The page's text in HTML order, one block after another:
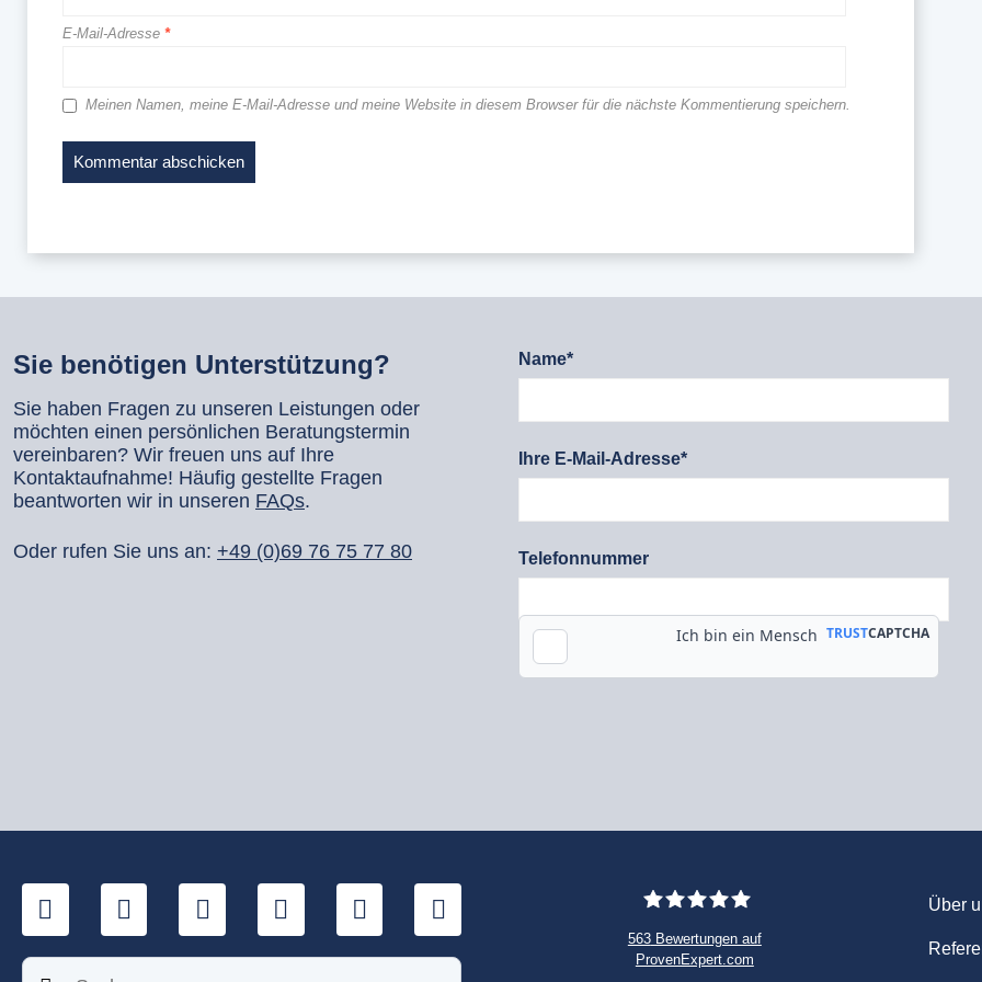
E-Mail-Adresse *
Meinen Namen, meine E-Mail-Adresse und meine Website in diesem Browser für die nächste Kommentierung speichern.
Sie benötigen Unterstützung?
Sie haben Fragen zu unseren Leistungen oder
möchten einen persönlichen Beratungstermin
vereinbaren? Wir freuen uns auf Ihre
Kontaktaufnahme! Häufig gestellte Fragen
beantworten wir in unseren FAQs.
Oder rufen Sie uns an: +49 (0)69 76 75 77 80
Name*
Ihre E-Mail-Adresse*
Telefonnummer
LinkedIn YouTubeXing FacebookTwitterTikTok
WINHELLER
563Bewertungen auf
ProvenExpert.com
Über